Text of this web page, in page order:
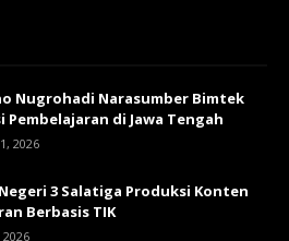
Nugrohadi Narasumber Bimtek
Pembelajaran di Jawa Tengah
2026
3 Salatiga Produksi Konten
Berbasis TIK
2026